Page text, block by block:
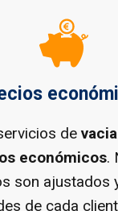
de
económicos.
son ajustados
de cada